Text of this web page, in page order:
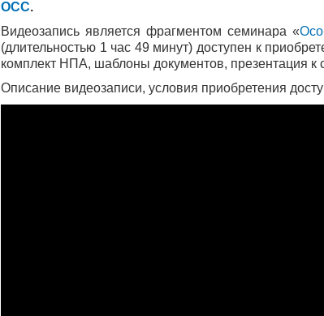
ОСС.
Видеозапись является фрагментом семинара «
(длительностью 1 час 49 минут) доступен к
комплект НПА, шаблоны документов, презентация к
Описание видеозаписи, условия приобретения